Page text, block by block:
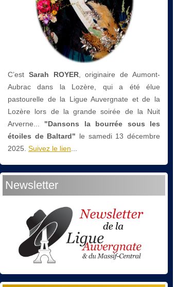
C’est Sarah ROYER, originaire de Aumont-
Aubrac dans la Lozère, qui a été élue
pastourelle de la Ligue Auvergnate et de la
Lozère lors de la grande soirée de la Nuit
Arverne...
"Dansons la bourrée sous les
étoiles de Baltard" le samedi 13 décembre
2025. Suivez le lien
Newsletter